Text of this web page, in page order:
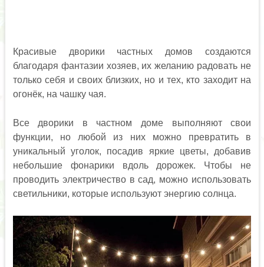
Красивые дворики частных домов создаются
благодаря фантазии хозяев, их желанию радовать не
только себя и своих близких, но и тех, кто заходит на
огонёк, на чашку чая.
Все дворики в частном доме выполняют свои
функции, но любой из них можно превратить в
уникальный уголок, посадив яркие цветы, добавив
небольшие фонарики вдоль дорожек. Чтобы не
проводить электричество в сад, можно использовать
светильники, которые используют энергию солнца.